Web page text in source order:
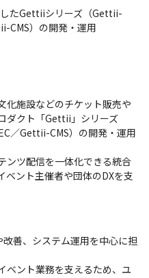
したGettiiシリーズ（Gettii-
CMS）の開発・運用
化施設などのチケット販売や
ダクト「Gettii」シリーズ
／Gettii-CMS）の開発・運用
ンツ配信を一体化できる統合
ベント主催者や団体のDXを支
善、システム運用を中心に担
ベント業務を支えるため、ユ